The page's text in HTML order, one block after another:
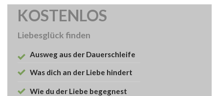
KOSTENLOS
Liebesglück finden
Ausweg aus der Dauerschleife
Was dich an der Liebe hindert
Wie du der Liebe begegnest